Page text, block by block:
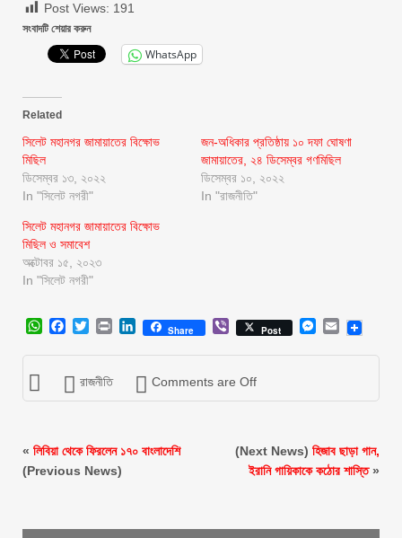
Post Views: 191
সংবাদটি শেয়ার করুন
WhatsApp
Related
সিলেট মহানগর জামায়াতের বিক্ষোভ
মিছিল
ডিসেম্বর ১৩, ২০২২
In "সিলেট নগরী"
জন-অধিকার প্রতিষ্ঠায় ১০ দফা ঘোষণা
জামায়াতের, ২৪ ডিসেম্বর গণমিছিল
ডিসেম্বর ১০, ২০২২
In "রাজনীতি"
সিলেট মহানগর জামায়াতের বিক্ষোভ
মিছিল ও সমাবেশ
অক্টোবর ১৫, ২০২৩
In "সিলেট নগরী"
WhatsApp
Facebook
Twitter
Print LinkedIn
Share ViberPost Messenger
Email
রাজনীতি Comments are Off
« লিবিয়া থেকে ফিরলেন ১৭০ বাংলাদেশি
(Previous News)
(Next News) হিজাব ছাড়া গান,
ইরানি গায়িকাকে কঠোর শাস্তি»